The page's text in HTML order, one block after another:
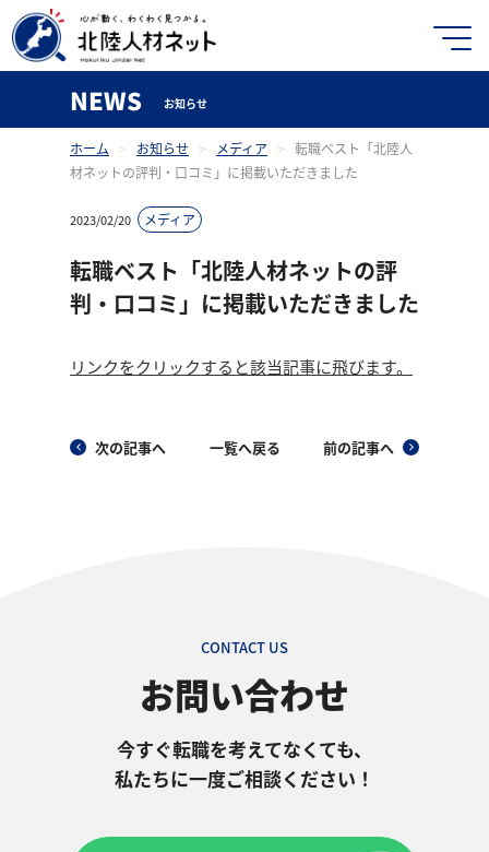
NEWS お知らせ
ホーム > お知らせ > メディア > 転職ベスト「北陸人
材ネットの評判・口コミ」に掲載いただきました
2023/02/20 メディア
転職ベスト「北陸人材ネットの評
判・口コミ」に掲載いただきました
リンクをクリックすると該当記事に飛びます。
次の記事へ 一覧へ戻る 前の記事へ
CONTACT US
お問い合わせ
今すぐ転職を考えてなくても、
私たちに一度ご相談ください！